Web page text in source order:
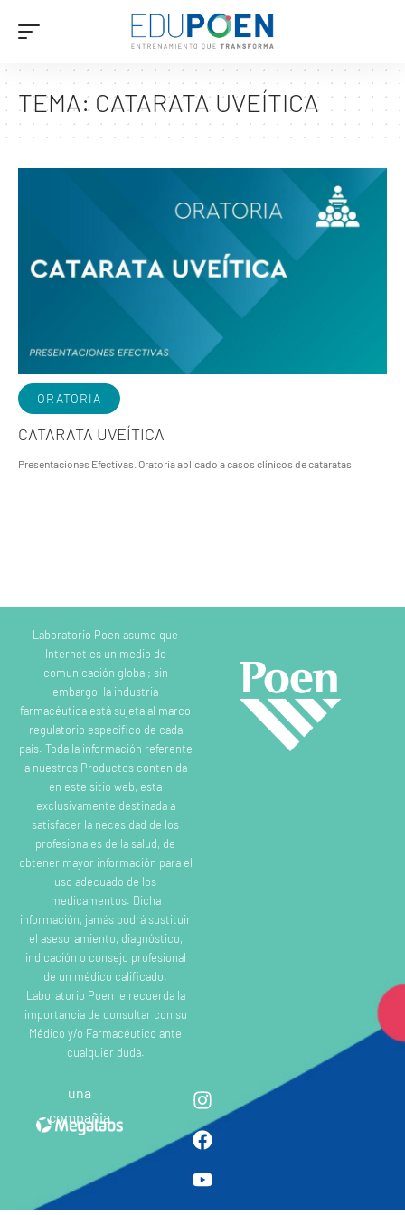
TEMA: CATARATA UVEÍTICA
ORATORIA
CATARATA UVEÍTICA
Presentaciones Efectivas. Oratoria aplicado a casos clínicos de cataratas
Laboratorio Poen asume que
Internet es un medio de
comunicación global; sin
embargo, la industria
farmacéutica está sujeta al marco
regulatorio específico de cada
país. Toda la información referente
a nuestros Productos contenida
en este sitio web, esta
exclusivamente destinada a
satisfacer la necesidad de los
profesionales de la salud, de
obtener mayor información para el
uso adecuado de los
medicamentos. Dicha
información, jamás podrá sustituir
el asesoramiento, diagnóstico,
indicación o consejo profesional
de un médico calificado.
Laboratorio Poen le recuerda la
importancia de consultar con su
Médico y/o Farmacéutico ante
cualquier duda.
una
compañia